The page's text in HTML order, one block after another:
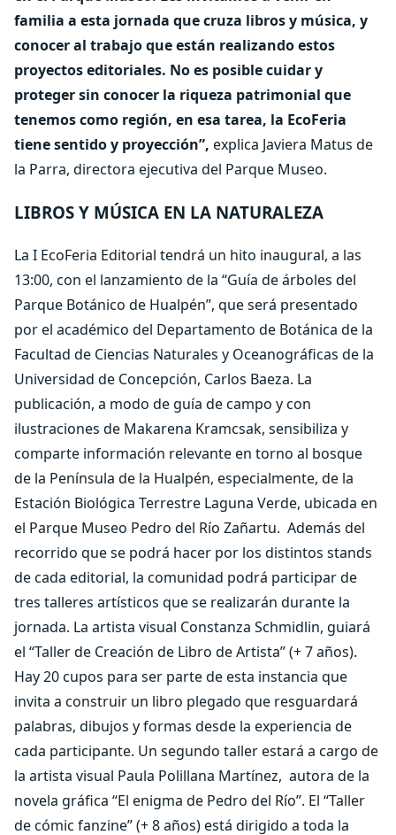
familia a esta jornada que cruza libros y música, y
conocer al trabajo que están realizando estos
proyectos editoriales. No es posible cuidar y
proteger sin conocer la riqueza patrimonial que
tenemos como región, en esa tarea, la EcoFeria
tiene sentido y proyección”, explica Javiera Matus de
la Parra, directora ejecutiva del Parque Museo.
LIBROS Y MÚSICA EN LA NATURALEZA
La I EcoFeria Editorial tendrá un hito inaugural, a las
13:00, con el lanzamiento de la “Guía de árboles del
Parque Botánico de Hualpén”, que será presentado
por el académico del Departamento de Botánica de la
Facultad de Ciencias Naturales y Oceanográficas de la
Universidad de Concepción, Carlos Baeza. La
publicación, a modo de guía de campo y con
ilustraciones de Makarena Kramcsak, sensibiliza y
comparte información relevante en torno al bosque
de la Península de la Hualpén, especialmente, de la
Estación Biológica Terrestre Laguna Verde, ubicada en
el Parque Museo Pedro del Río Zañartu. Además del
recorrido que se podrá hacer por los distintos stands
de cada editorial, la comunidad podrá participar de
tres talleres artísticos que se realizarán durante la
jornada. La artista visual Constanza Schmidlin, guiará
el “Taller de Creación de Libro de Artista” (+ 7 años).
Hay 20 cupos para ser parte de esta instancia que
invita a construir un libro plegado que resguardará
palabras, dibujos y formas desde la experiencia de
cada participante. Un segundo taller estará a cargo de
la artista visual Paula Polillana Martínez, autora de la
novela gráfica “El enigma de Pedro del Río”. El “Taller
de cómic fanzine” (+ 8 años) está dirigido a toda la